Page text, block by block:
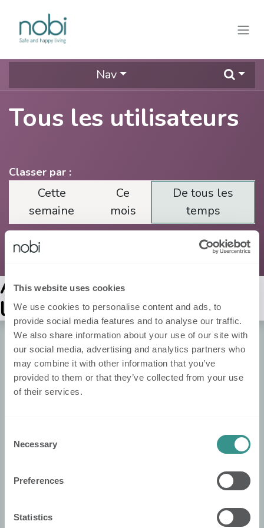
This website uses cookies
We use cookies to personalise content and ads, to
provide social media features and to analyse our traffic.
We also share information about your use of our site with
our social media, advertising and analytics partners who
may combine it with other information that you’ve
provided to them or that they’ve collected from your use
of their services.
Selection
Necessary
Preferences
Statistics
Nav
Tous les utilisateurs
Classer par :
Cette
semaine
Ce
mois
De tous les
temps
Aucun classement pour
l'instant :(
À propos de Nobi
About Nobi
Contact
Brochure de Nobi
Politique de cookies